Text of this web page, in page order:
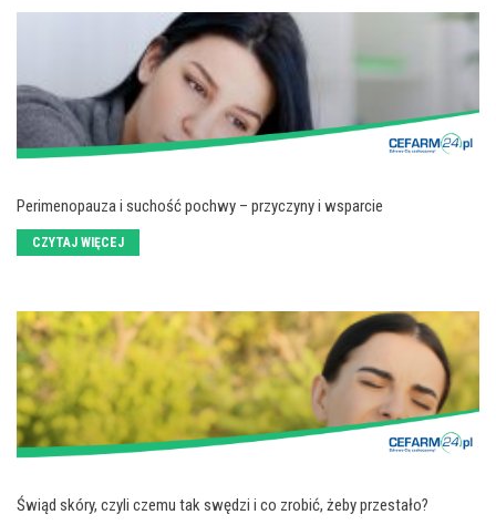
Perimenopauza i suchość pochwy – przyczyny i wsparcie
CZYTAJ WIĘCEJ
Świąd skóry, czyli czemu tak swędzi i co zrobić, żeby przestało?